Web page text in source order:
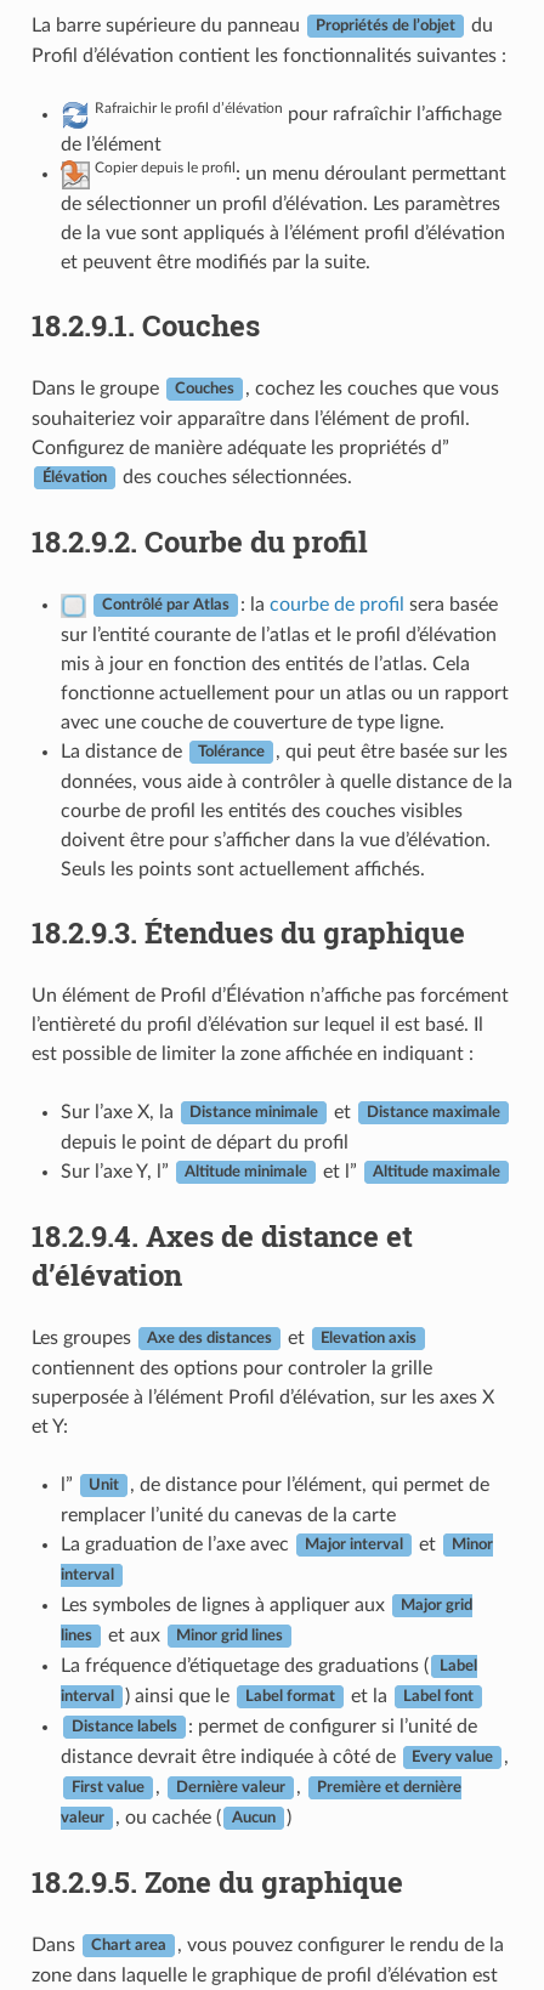
La barre supérieure du panneau Propriétés de l’objet
du
Profil d’élévation contient les fonctionnalités suivantes :
Rafraichir le profil d’élévation pour rafraîchir l’affichage
de l’élément
Copier depuis le profil: un menu déroulant permettant
de sélectionner un profil d’élévation. Les paramètres
de la vue sont appliqués à l’élément profil d’élévation
et peuvent être modifiés par la suite.
18.2.9.1. Couches
Dans le groupe Couches
, cochez les couches que vous
souhaiteriez voir apparaître dans l’élément de profil.
Configurez de manière adéquate les propriétés d”
Élévation des couches sélectionnées.
18.2.9.2. Courbe du profil
Contrôlé par Atlas : la courbe de profil sera basée
sur l’entité courante de l’atlas et le profil d’élévation
mis à jour en fonction des entités de l’atlas. Cela
fonctionne actuellement pour un atlas ou un rapport
avec une couche de couverture de type ligne.
La distance de
Tolérance
, qui peut être basée sur les
données, vous aide à contrôler à quelle distance de la
courbe de profil les entités des couches visibles
doivent être pour s’afficher dans la vue d’élévation.
Seuls les points sont actuellement affichés.
18.2.9.3. Étendues du graphique
Un élément de Profil d’Élévation n’affiche pas forcément
l’entièreté du profil d’élévation sur lequel il est basé. Il
est possible de limiter la zone affichée en indiquant :
Sur l’axe X, la Distance minimale et Distance maximale
depuis le point de départ du profil
Sur l’axe Y, l”
Altitude minimale et l” Altitude maximale
18.2.9.4. Axes de distance et
d’élévation
Les groupes Axe des distances et Elevation axis
contiennent des options pour controler la grille
superposée à l’élément Profil d’élévation, sur les axes X
et Y:
l” Unit
, de distance pour l’élément, qui permet de
remplacer l’unité du canevas de la carte
La graduation de l’axe avec
Major interval et Minor
interval
Les symboles de lignes à appliquer aux Major grid
lines et aux Minor grid lines
La fréquence d’étiquetage des graduations ( Label
interval ) ainsi que le Label format et la Label font
Distance labels
: permet de configurer si l’unité de
distance devrait être indiquée à côté de
Every value ,
First value , Dernière valeur , Première et dernière
valeur , ou cachée ( Aucun )
18.2.9.5. Zone du graphique
Dans Chart area
, vous pouvez configurer le rendu de la
zone dans laquelle le graphique de profil d’élévation est